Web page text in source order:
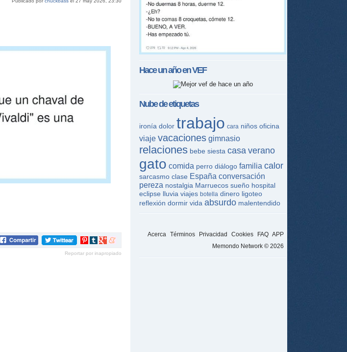
Compartir
Pinterest
Compartir
tumblr
Compartir
Google+
Compartir
meneame
Reportar por inapropiado
Hace un año enVEF
Nube de etiquetas
ironía dolor trabajo cara niños oficina
viaje vacaciones gimnasio
relaciones bebe siesta casa verano
gato comida perro diálogo familia calor
sarcasmo clase España conversación
pereza nostalgia Marruecos sueño hospital
eclipse lluvia viajes botella dinero ligoteo
reflexión dormir vida absurdo malentendido
Acerca Términos Privacidad Cookies FAQ APP
Memondo Network © 2026